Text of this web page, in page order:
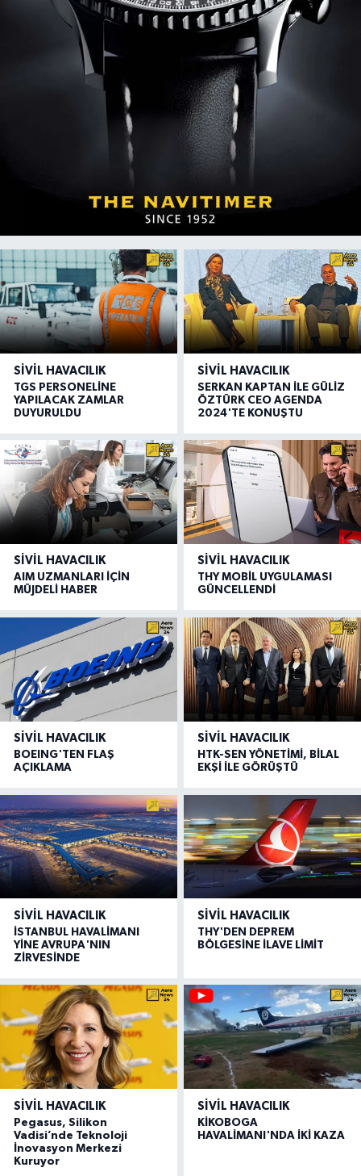
SIVIL HAVACILIK
TGS PERSONELİNE
YAPILACAK ZAMLAR
DUYURULDU
SIVIL HAVACILIK
SERKAN KAPTAN İLE GÜLİZ
ÖZTÜRK CEO AGENDA
2024'TE KONUŞTU
SIVIL HAVACILIK
AIM UZMANLARI İÇİN
MÜJDELİ HABER
SIVIL HAVACILIK
THY MOBİL UYGULAMASI
GÜNCELLENDİ
SIVIL HAVACILIK
BOEING'TEN FLAŞ
AÇIKLAMA
SIVIL HAVACILIK
HTK-SEN YÖNETİMİ, BİLAL
EKŞİ İLE GÖRÜŞTÜ
SIVIL HAVACILIK
İSTANBUL HAVALİMANI
YİNE AVRUPA'NIN
ZİRVESİNDE
SIVIL HAVACILIK
THY'DEN DEPREM
BÖLGESİNE İLAVE LİMİT
SIVIL HAVACILIK
Pegasus, Silikon
Vadisi’nde Teknoloji
İnovasyon Merkezi
Kuruyor
SIVIL HAVACILIK
KİKOBOGA
HAVALİMANI'NDA İKİ KAZA